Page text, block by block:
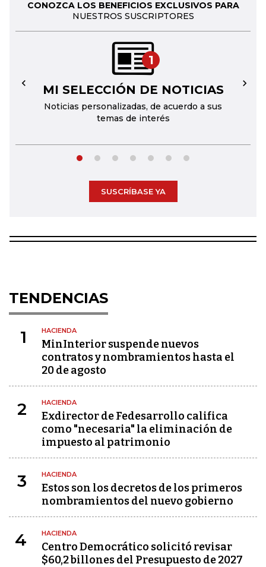
CONOZCA LOS BENEFICIOS EXCLUSIVOS PARA
NUESTROS SUSCRIPTORES
1
MI SELECCIÓN DE NOTICIAS
Noticias personalizadas, de acuerdo a sus
temas de interés
← →
SUSCRÍBASE YA
TENDENCIAS
1 HACIENDA
MinInterior suspende nuevos
contratos y nombramientos hasta el
20 de agosto
2 HACIENDA
Exdirector de Fedesarrollo califica
como "necesaria" la eliminación de
impuesto al patrimonio
3 HACIENDA
Estos son los decretos de los primeros
nombramientos del nuevo gobierno
4 HACIENDA
Centro Democrático solicitó revisar
$60,2 billones del Presupuesto de 2027